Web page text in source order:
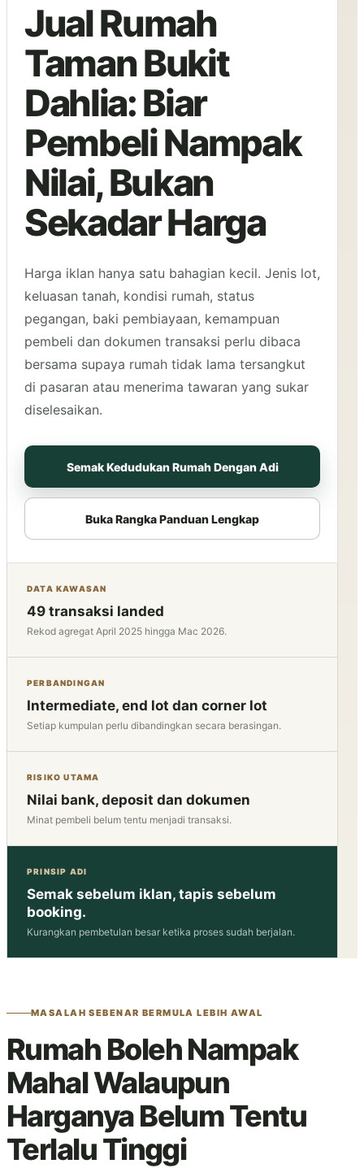
Jual Rumah
Taman Bukit
Dahlia: Biar
Pembeli Nampak
Nilai, Bukan
Sekadar Harga
Harga iklan hanya satu bahagian kecil. Jenis lot,
keluasan tanah, kondisi rumah, status
pegangan, baki pembiayaan, kemampuan
pembeli dan dokumen transaksi perlu dibaca
bersama supaya rumah tidak lama tersangkut
di pasaran atau menerima tawaran yang sukar
diselesaikan.
Semak Kedudukan Rumah Dengan Adi
Buka Rangka Panduan Lengkap
DATA KAWASAN
49 transaksi landed
Rekod agregat April 2025 hingga Mac 2026.
PERBANDINGAN
Intermediate, end lot dan corner lot
Setiap kumpulan perlu dibandingkan secara berasingan.
RISIKO UTAMA
Nilai bank, deposit dan dokumen
Minat pembeli belum tentu menjadi transaksi.
PRINSIP ADI
Semak sebelum iklan, tapis sebelum
booking.
Kurangkan pembetulan besar ketika proses sudah berjalan.
MASALAH SEBENAR BERMULA LEBIH AWAL
Rumah Boleh Nampak
Mahal Walaupun
Harganya Belum Tentu
Terlalu Tinggi